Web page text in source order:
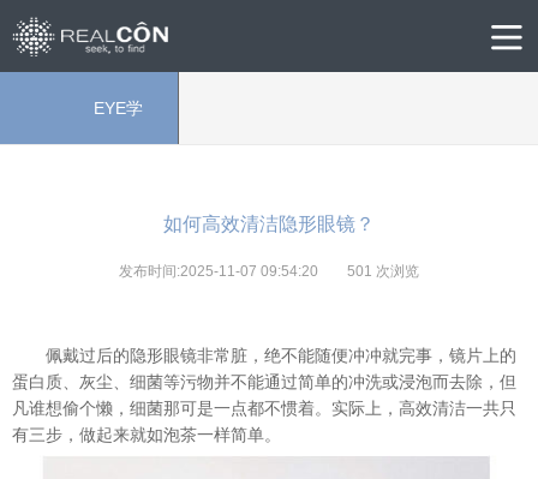
EYE学
如何高效清洁隐形眼镜？
发布时间:2025-11-07 09:54:20 501 次浏览
佩戴过后的隐形眼镜非常脏，绝不能随便冲冲就完事，镜片上的
蛋白质、灰尘、细菌等污物并不能通过简单的冲洗或浸泡而去除，但
凡谁想偷个懒，细菌那可是一点都不惯着。实际上，高效清洁一共只
有三步， 做起来就如泡茶一样简单。